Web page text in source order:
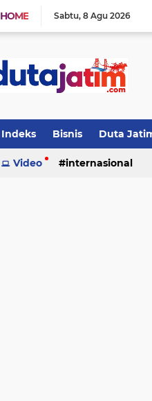
HOME Sabtu 8 Agu 2026
Indeks Bisnis Duta
Video internasional